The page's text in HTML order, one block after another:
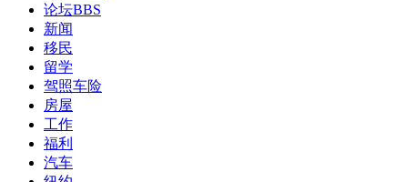
论坛BBS
新闻
移民
留学
驾照车险
房屋
工作
福利
汽车